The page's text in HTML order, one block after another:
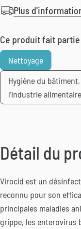
Plus
Ce produit fait
Nettoyage
Hygiène du
l’industrie
Détail du
Virocid est un
reconnu pour son
principales maladies
grippe, les enterovirus